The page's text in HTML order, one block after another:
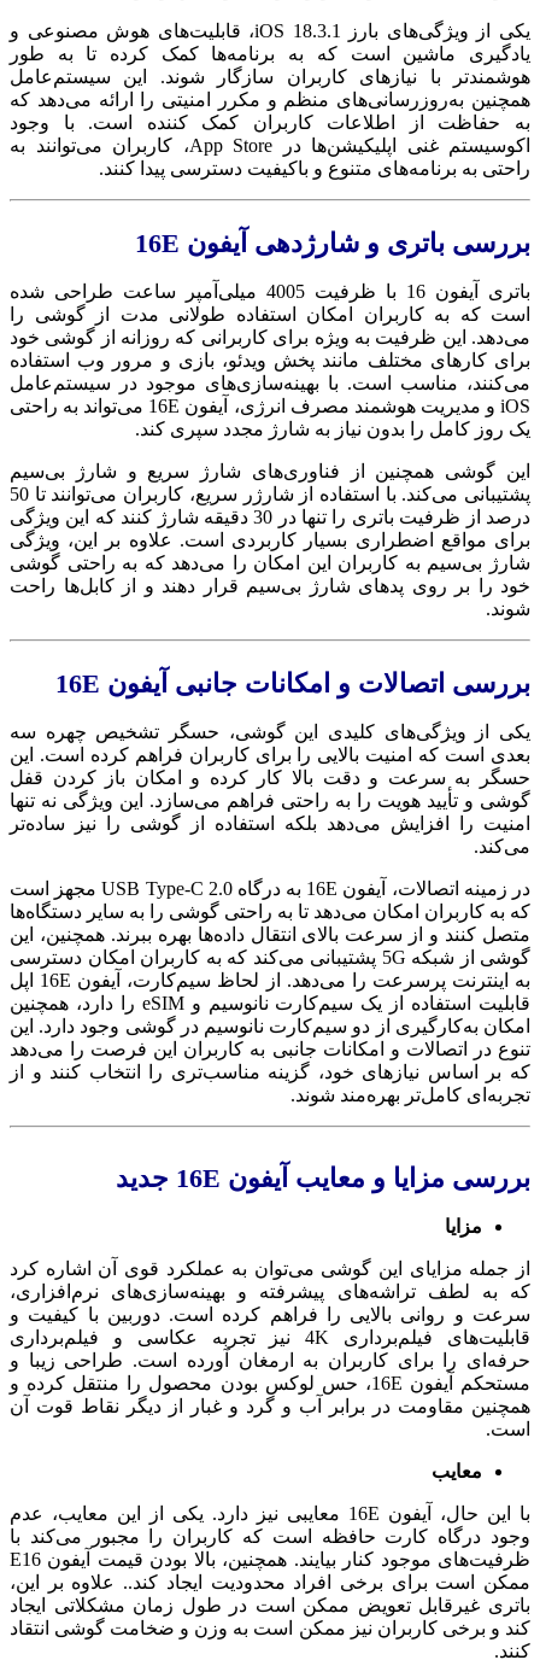
یکی از ویژگی‌های بارز iOS 18.3.1، قابلیت‌های هوش مصنوعی و
یادگیری ماشین است که به برنامه‌ها کمک کرده تا به طور
هوشمندتر با نیازهای کاربران سازگار شوند. این سیستم‌عامل
همچنین به‌روزرسانی‌های منظم و مکرر امنیتی را ارائه می‌دهد که
به حفاظت از اطلاعات کاربران کمک کننده است. با وجود
اکوسیستم غنی اپلیکیشن‌ها در App Store، کاربران می‌توانند به
راحتی به برنامه‌های متنوع و باکیفیت دسترسی پیدا کنند.
بررسی باتری و شارژدهی آیفون 16E
باتری آیفون 16 با ظرفیت 4005 میلی‌آمپر ساعت طراحی شده
است که به کاربران امکان استفاده طولانی‌ مدت از گوشی را
می‌دهد. این ظرفیت به ویژه برای کاربرانی که روزانه از گوشی خود
برای کارهای مختلف مانند پخش ویدئو، بازی و مرور وب استفاده
می‌کنند، مناسب است. با بهینه‌سازی‌های موجود در سیستم‌عامل
iOS و مدیریت هوشمند مصرف انرژی، آیفون 16E می‌تواند به راحتی
یک روز کامل را بدون نیاز به شارژ مجدد سپری کند.
این گوشی همچنین از فناوری‌های شارژ سریع و شارژ بی‌سیم
پشتیبانی می‌کند. با استفاده از شارژر سریع، کاربران می‌توانند تا 50
درصد از ظرفیت باتری را تنها در 30 دقیقه شارژ کنند که این ویژگی
برای مواقع اضطراری بسیار کاربردی است. علاوه بر این، ویژگی
شارژ بی‌سیم به کاربران این امکان را می‌دهد که به راحتی گوشی
خود را بر روی پدهای شارژ بی‌سیم قرار دهند و از کابل‌ها راحت
شوند.
بررسی اتصالات و امکانات جانبی آیفون 16E
یکی از ویژگی‌های کلیدی این گوشی، حسگر تشخیص چهره سه‌
بعدی است که امنیت بالایی را برای کاربران فراهم کرده است. این
حسگر به سرعت و دقت بالا کار کرده و امکان باز کردن قفل
گوشی و تأیید هویت را به راحتی فراهم می‌سازد. این ویژگی نه تنها
امنیت را افزایش می‌دهد بلکه استفاده از گوشی را نیز ساده‌تر
می‌کند.
در زمینه اتصالات، آیفون 16E به درگاه USB Type-C 2.0 مجهز است
که به کاربران امکان می‌دهد تا به راحتی گوشی را به سایر دستگاه‌ها
متصل کنند و از سرعت بالای انتقال داده‌ها بهره ببرند. همچنین، این
گوشی از شبکه 5G پشتیبانی می‌کند که به کاربران امکان دسترسی
به اینترنت پرسرعت را می‌دهد. از لحاظ سیم‌کارت، آیفون 16E اپل
قابلیت استفاده از یک سیم‌کارت نانوسیم و eSIM را دارد، همچنین
امکان به‌کارگیری از دو سیم‌کارت نانوسیم در گوشی وجود دارد. این
تنوع در اتصالات و امکانات جانبی به کاربران این فرصت را می‌دهد
که بر اساس نیازهای خود، گزینه مناسب‌تری را انتخاب کنند و از
تجربه‌ای کامل‌تر بهره‌مند شوند.
بررسی مزایا و معایب آیفون 16E جدید
مزایا
از جمله مزایای این گوشی می‌توان به عملکرد قوی آن اشاره کرد
که به لطف تراشه‌های پیشرفته و بهینه‌سازی‌های نرم‌افزاری،
سرعت و روانی بالایی را فراهم کرده است. دوربین با کیفیت و
قابلیت‌های فیلم‌برداری 4K نیز تجربه عکاسی و فیلم‌برداری
حرفه‌ای را برای کاربران به ارمغان آورده است. طراحی زیبا و
مستحکم آیفون 16E، حس لوکس بودن محصول را منتقل کرده و
همچنین مقاومت در برابر آب و گرد و غبار از دیگر نقاط قوت آن
است.
معایب
با این حال، آیفون 16E معایبی نیز دارد. یکی از این معایب، عدم
وجود درگاه کارت حافظه است که کاربران را مجبور می‌کند با
ظرفیت‌های موجود کنار بیایند. همچنین، بالا بودن قیمت آیفون E16
ممکن است برای برخی افراد محدودیت ایجاد کند.. علاوه بر این،
باتری غیرقابل تعویض ممکن است در طول زمان مشکلاتی ایجاد
کند و برخی کاربران نیز ممکن است به وزن و ضخامت گوشی انتقاد
کنند.